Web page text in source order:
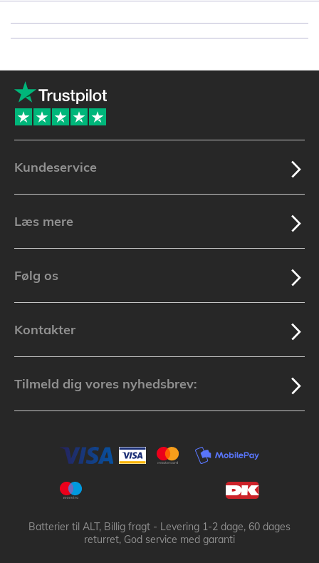
Kundeservice
Læs mere
Følg os
Kontakter
Tilmeld dig vores nyhedsbrev:
Batterier til ALT, Billig fragt - Levering 1-2 dage, 60 dages
returret, God service med garanti